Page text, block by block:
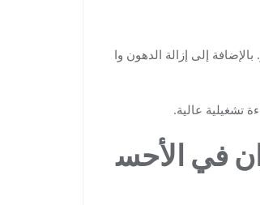
إلى إزالة الدهون وا
تشغيلية عالية.
في الأحس